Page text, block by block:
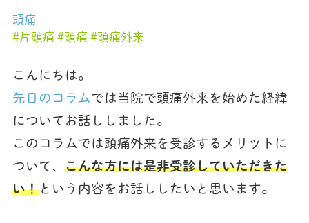
頭痛
片頭痛
頭痛 頭痛外来
こんにちは。
先日のコラム では当院で頭痛外来を始めた経緯
についてお話ししました。
このコラムでは頭痛外来を受診するメリットに
ついて、 こんな方には是非受診していただきた
い！という内容をお話ししたいと思います。